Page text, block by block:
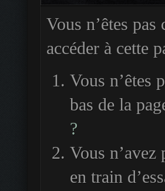
Vous n’êtes
accéder à cette
Vous n’êtes
bas de la
?
Vous n’avez
en train